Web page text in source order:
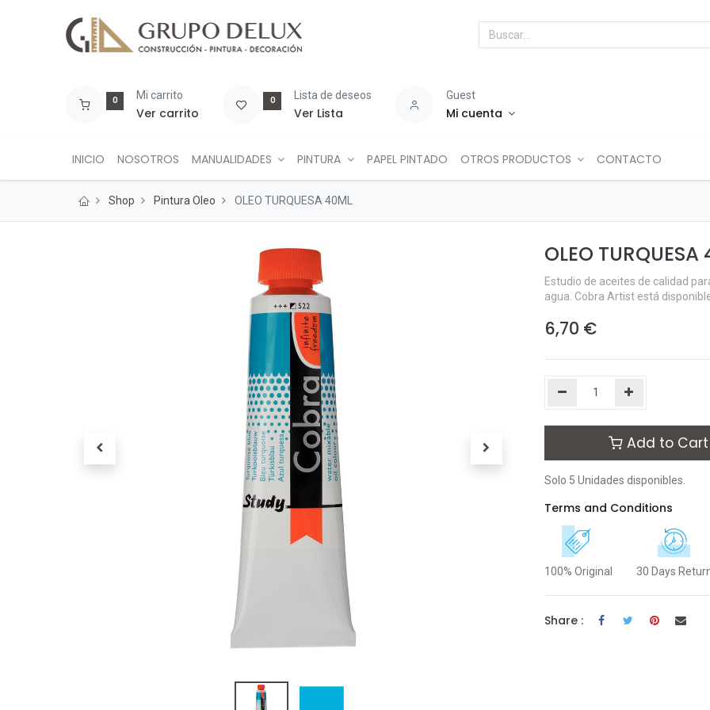
0 Mi carrito
Ver carrito
0 Lista de deseos
Ver Lista
Guest
Mi cuenta
INICIO NOSOTROS MANUALIDADES PINTURA PAPEL PINTADO OTROS PRODUCTOS CONTACTO
Shop Pintura Oleo OLEO TURQUESA 40ML
OLEO TURQUESA
Estudio de aceites de calidad
agua. Cobra Artist está
6,70 €
Add to Cart
Solo 5 Unidades disponibles.
Terms and Conditions
100% Original 30 Days
Share :